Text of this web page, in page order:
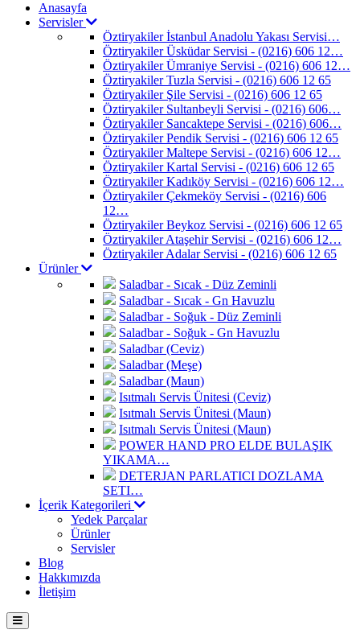
Anasayfa
Servisler
Öztiryakiler İstanbul Anadolu Yakası Servisi…
Öztiryakiler Üsküdar Servisi - (0216) 606 12…
Öztiryakiler Ümraniye Servisi - (0216) 606 12…
Öztiryakiler Tuzla Servisi - (0216) 606 12 65
Öztiryakiler Şile Servisi - (0216) 606 12 65
Öztiryakiler Sultanbeyli Servisi - (0216) 606…
Öztiryakiler Sancaktepe Servisi - (0216) 606…
Öztiryakiler Pendik Servisi - (0216) 606 12 65
Öztiryakiler Maltepe Servisi - (0216) 606 12…
Öztiryakiler Kartal Servisi - (0216) 606 12 65
Öztiryakiler Kadıköy Servisi - (0216) 606 12…
Öztiryakiler Çekmeköy Servisi - (0216) 606
12…
Öztiryakiler Beykoz Servisi - (0216) 606 12 65
Öztiryakiler Ataşehir Servisi - (0216) 606 12…
Öztiryakiler Adalar Servisi - (0216) 606 12 65
Ürünler
Saladbar - Sıcak - Düz Zeminli
Saladbar - Sıcak - Gn Havuzlu
Saladbar - Soğuk - Düz Zeminli
Saladbar - Soğuk - Gn Havuzlu
Saladbar (Ceviz)
Saladbar (Meşe)
Saladbar (Maun)
Isıtmalı Servis Ünitesi (Ceviz)
Isıtmalı Servis Ünitesi (Maun)
Isıtmalı Servis Ünitesi (Maun)
POWER HAND PRO ELDE BULAŞIK
YIKAMA…
DETERJAN PARLATICI DOZLAMA
SETI…
İçerik Kategorileri
Yedek Parçalar
Ürünler
Servisler
Blog
Hakkımızda
İletişim